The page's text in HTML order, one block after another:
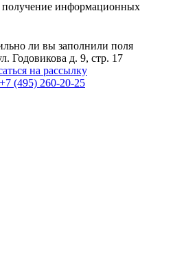
получение информационных
ли вы заполнили поля
Годовикова д. 9, стр. 17
на рассылку
+7 (495) 260-20-25